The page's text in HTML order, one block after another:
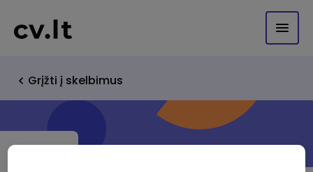
Grįžti į skelbimus